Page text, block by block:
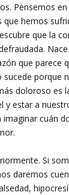
Pensemos
que hemos
que la
que parece
sucede porque
doloroso es
y estar a
imaginar cuán
Si
daremos